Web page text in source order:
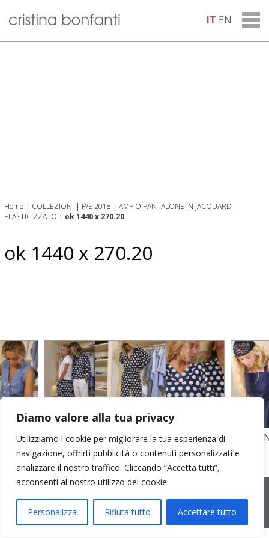
Diamo valore alla tua privacy
Utilizziamo i cookie per migliorare la tua esperienza di
navigazione, offrirti pubblicità o contenuti personalizzati e
analizzare il nostro traffico. Cliccando “Accetta tutti”,
acconsenti al nostro utilizzo dei cookie.
Personalizza Rifiuta tutto Accettare tutto
IT EN
Home | COLLEZIONI | P/E 2018 | AMPIO PANTALONE IN JACQUARD
ELASTICIZZATO | ok 1440 x 270.20
ok 1440 x 270.20
STAMPA SU CREPE SETA E POPELINE
COTONE
GARZA
2026 © Cristina Bonfanti| sede operativa: Via Emilia 8, 20881
Bernareggio MB | sede legale: via Duca degli Abruzzi 7/A, 20871
Vimercate MB | r.e.a.: MB-2559099 | C.F / P.IVA IT10810090968 |